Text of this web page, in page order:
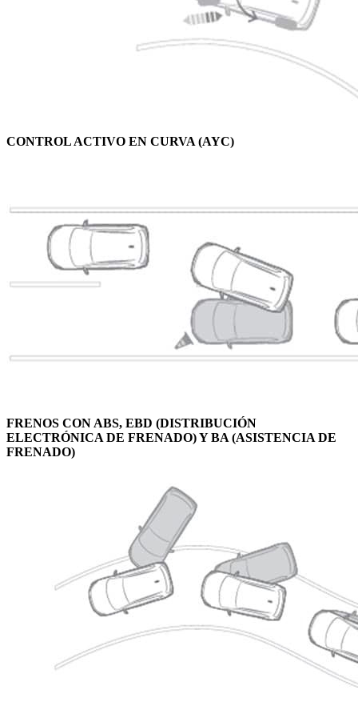
CONTROL ACTIVO EN CURVA (AYC)
FRENOS CON ABS, EBD (DISTRIBUCIÓN
ELECTRÓNICA DE FRENADO) Y BA (ASISTENCIA DE
FRENADO)